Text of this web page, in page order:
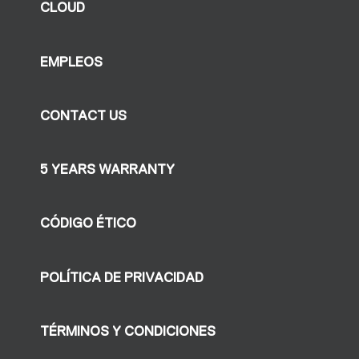
CLOUD
EMPLEOS
CONTACT US
5 YEARS WARRANTY
CÓDIGO ÉTICO
POLÍTICA DE PRIVACIDAD
TÉRMINOS Y CONDICIONES